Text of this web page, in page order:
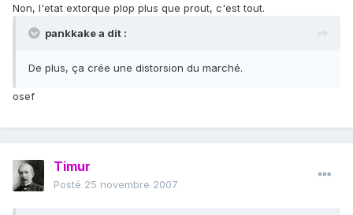
Non, l'etat extorque plop plus que prout, c'est tout.
pankkake a dit :
De plus, ça crée une distorsion du marché.
osef
Timur
Posté 25 novembre 2007